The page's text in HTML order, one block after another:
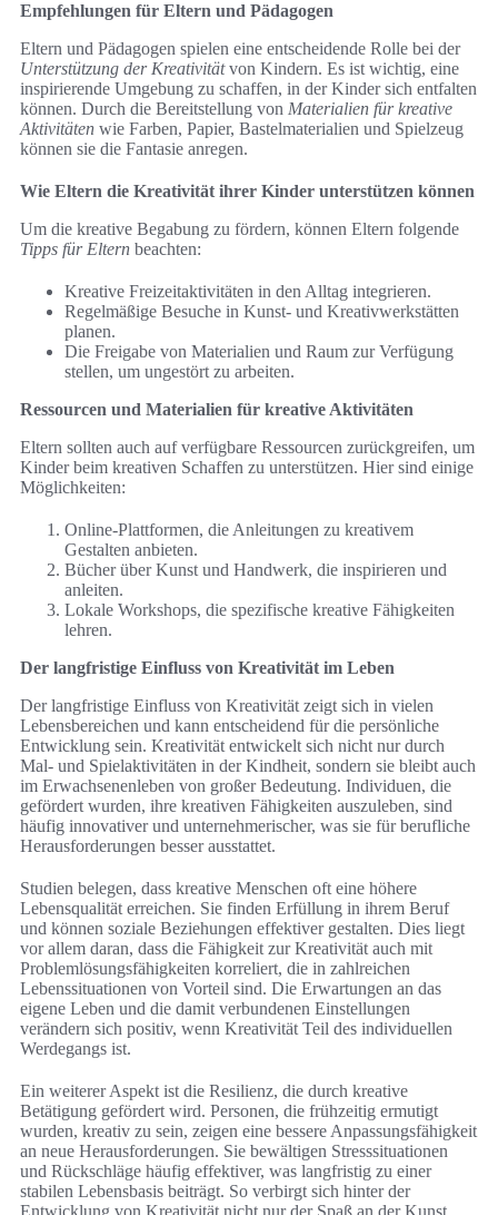
Empfehlungen für Eltern und Pädagogen
Eltern und Pädagogen spielen eine entscheidende Rolle bei der
Unterstützung der Kreativitätvon Kindern. Es ist wichtig, eine
inspirierende Umgebung zu schaffen, in der Kinder sich entfalten
können. Durch die Bereitstellung von Materialien für kreative
Aktivitäten wie Farben, Papier, Bastelmaterialien und Spielzeug
können sie die Fantasie anregen.
Wie Eltern die Kreativität ihrer Kinder unterstützen können
Um die kreative Begabung zu fördern, können Eltern folgende
Tipps für Eltern beachten:
Kreative Freizeitaktivitäten in den Alltag integrieren.
Regelmäßige Besuche in Kunst- und Kreativwerkstätten
planen.
Die Freigabe von Materialien und Raum zur Verfügung
stellen, um ungestört zu arbeiten.
Ressourcen und Materialien für kreative Aktivitäten
Eltern sollten auch auf verfügbare Ressourcen zurückgreifen, um
Kinder beim kreativen Schaffen zu unterstützen. Hier sind einige
Möglichkeiten:
Online-Plattformen, die Anleitungen zu kreativem
Gestalten anbieten.
Bücher über Kunst und Handwerk, die inspirieren und
anleiten.
Lokale Workshops, die spezifische kreative Fähigkeiten
lehren.
Der langfristige Einfluss von Kreativität im Leben
Der langfristige Einfluss von Kreativität zeigt sich in vielen
Lebensbereichen und kann entscheidend für die persönliche
Entwicklung sein. Kreativität entwickelt sich nicht nur durch
Mal- und Spielaktivitäten in der Kindheit, sondern sie bleibt auch
im Erwachsenenleben von großer Bedeutung. Individuen, die
gefördert wurden, ihre kreativen Fähigkeiten auszuleben, sind
häufig innovativer und unternehmerischer, was sie für berufliche
Herausforderungen besser ausstattet.
Studien belegen, dass kreative Menschen oft eine höhere
Lebensqualität erreichen. Sie finden Erfüllung in ihrem Beruf
und können soziale Beziehungen effektiver gestalten. Dies liegt
vor allem daran, dass die Fähigkeit zur Kreativität auch mit
Problemlösungsfähigkeiten korreliert, die in zahlreichen
Lebenssituationen von Vorteil sind. Die Erwartungen an das
eigene Leben und die damit verbundenen Einstellungen
verändern sich positiv, wenn Kreativität Teil des individuellen
Werdegangs ist.
Ein weiterer Aspekt ist die Resilienz, die durch kreative
Betätigung gefördert wird. Personen, die frühzeitig ermutigt
wurden, kreativ zu sein, zeigen eine bessere Anpassungsfähigkeit
an neue Herausforderungen. Sie bewältigen Stresssituationen
und Rückschläge häufig effektiver, was langfristig zu einer
stabilen Lebensbasis beiträgt. So verbirgt sich hinter der